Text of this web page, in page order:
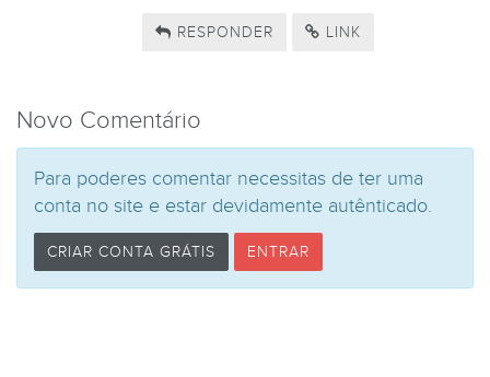
RESPONDER LINK
Novo Comentário
Para poderes comentar necessitas de ter uma
conta no site e estar devidamente autênticado.
CRIAR CONTA GRÁTIS ENTRAR